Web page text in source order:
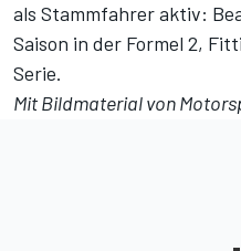
als Stammfahrer aktiv:
Saison in der Formel 2,
Serie.
Mit Bildmaterial von